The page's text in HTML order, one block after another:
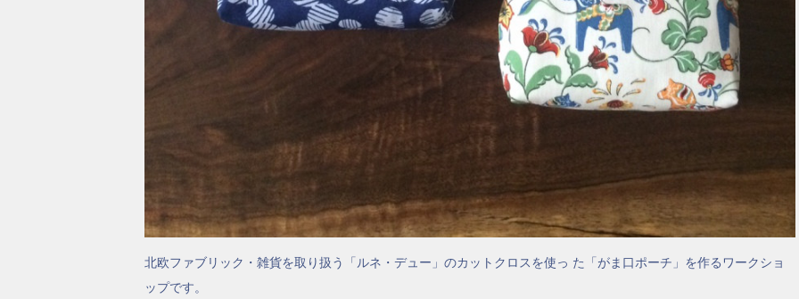
北欧ファブリック・雑貨を取り扱う「ルネ・デュー」のカットクロスを使っ た「がま口ポーチ」を作るワークショ
ップです。